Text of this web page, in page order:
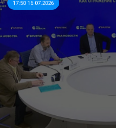
17:50 16.07.2026